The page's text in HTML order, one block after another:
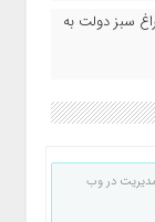
سبز دولت به
در وب